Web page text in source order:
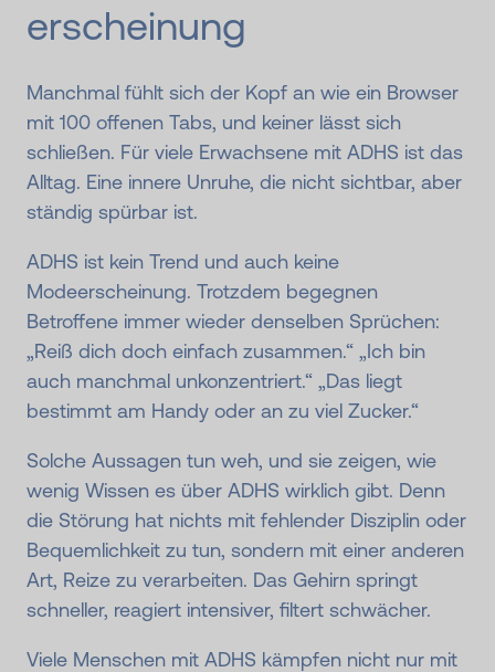
erscheinung
Manchmal fühlt sich der Kopf an wie ein Browser
mit 100 offenen Tabs, und keiner lässt sich
schließen. Für viele Erwachsene mit ADHS ist das
Alltag. Eine innere Unruhe, die nicht sichtbar, aber
ständig spürbar ist.
ADHS ist kein Trend und auch keine
Modeerscheinung. Trotzdem begegnen
Betroffene immer wieder denselben Sprüchen:
„Reiß dich doch einfach zusammen.“ „Ich bin
auch manchmal unkonzentriert.“ „Das liegt
bestimmt am Handy oder an zu viel Zucker.“
Solche Aussagen tun weh, und sie zeigen, wie
wenig Wissen es über ADHS wirklich gibt. Denn
die Störung hat nichts mit fehlender Disziplin oder
Bequemlichkeit zu tun, sondern mit einer anderen
Art, Reize zu verarbeiten. Das Gehirn springt
schneller, reagiert intensiver, filtert schwächer.
Viele Menschen mit ADHS kämpfen nicht nur mit